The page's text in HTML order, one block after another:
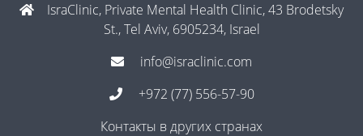
IsraClinic, Private Mental Health Clinic, 43 Brodetsky
St., Tel Aviv, 6905234, Israel
info@israclinic.com
+972 (77) 556-57-90
Контакты в других странах